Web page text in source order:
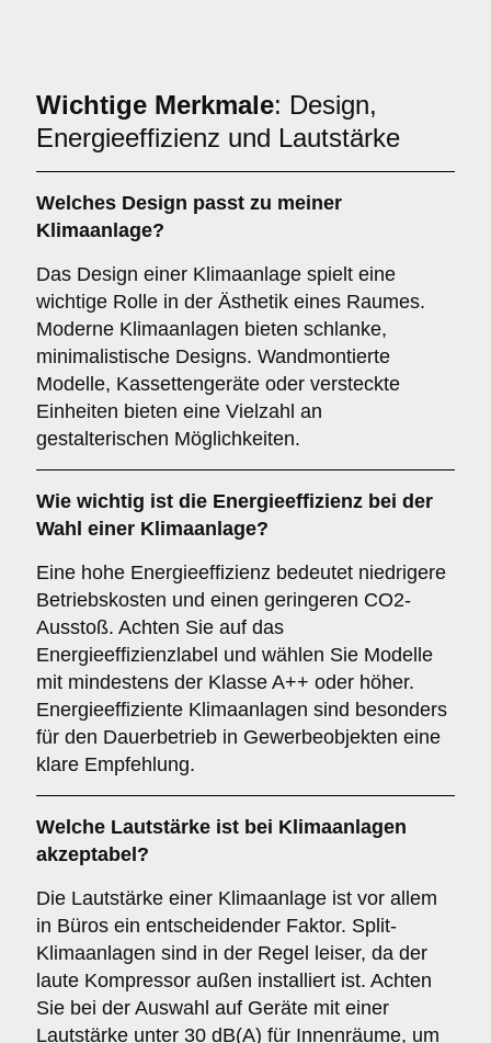
Wichtige Merkmale: Design,
Energieeffizienz und Lautstärke
Welches Design passt zu meiner
Klimaanlage?
Das Design einer Klimaanlage spielt eine
wichtige Rolle in der Ästhetik eines Raumes.
Moderne Klimaanlagen bieten schlanke,
minimalistische Designs. Wandmontierte
Modelle, Kassettengeräte oder versteckte
Einheiten bieten eine Vielzahl an
gestalterischen Möglichkeiten.
Wie wichtig ist die Energieeffizienz bei der
Wahl einer Klimaanlage?
Eine hohe Energieeffizienz bedeutet niedrigere
Betriebskosten und einen geringeren CO2-
Ausstoß. Achten Sie auf das
Energieeffizienzlabel und wählen Sie Modelle
mit mindestens der Klasse A++ oder höher.
Energieeffiziente Klimaanlagen sind besonders
für den Dauerbetrieb in Gewerbeobjekten eine
klare Empfehlung.
Welche Lautstärke ist bei Klimaanlagen
akzeptabel?
Die Lautstärke einer Klimaanlage ist vor allem
in Büros ein entscheidender Faktor. Split-
Klimaanlagen sind in der Regel leiser, da der
laute Kompressor außen installiert ist. Achten
Sie bei der Auswahl auf Geräte mit einer
Lautstärke unter 30 dB(A) für Innenräume, um